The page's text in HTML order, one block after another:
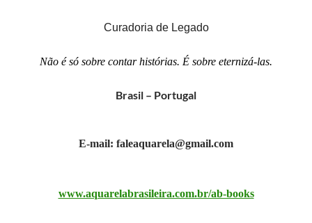
Curadoria de Legado
Não é só sobre contar histórias. É sobre eternizá-las.
Brasil – Portugal
E-mail: faleaquarela@gmail.com
www.aquarelabrasileira.com.br/ab-books